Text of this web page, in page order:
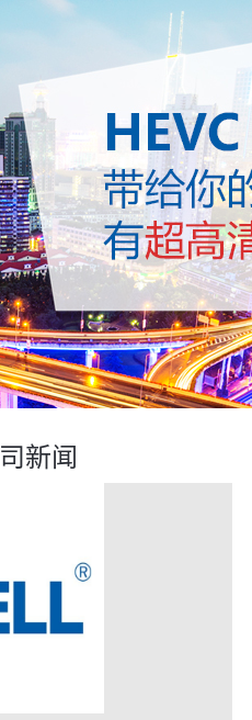
新闻